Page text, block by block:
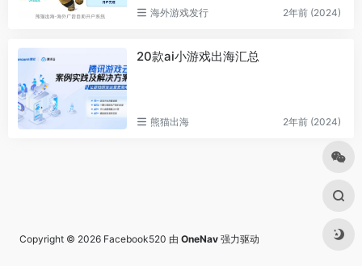
海外游戏发行 2年前 (2024)
20款ai小游戏出海汇总
熊猫出海 2年前 (2024)
Copyright © 2026 Facebook520 由 OneNav 强力驱动